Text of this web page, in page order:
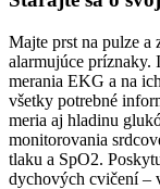
Majte prst na pulze a
alarmujúce
merania EKG a na
všetky potrebné
meria aj hladinu
monitorovania
tlaku a SpO2.
dychových cvičení –